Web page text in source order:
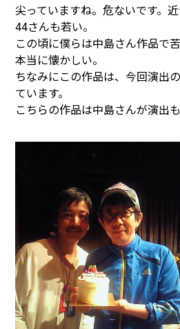
尖っていますね。危ないです。
44さんも若い。
この頃に僕らは中島さん作品で
本当に懐かしい。
ちなみにこの作品は、今回演出
ています。
こちらの作品は中島さんが演出